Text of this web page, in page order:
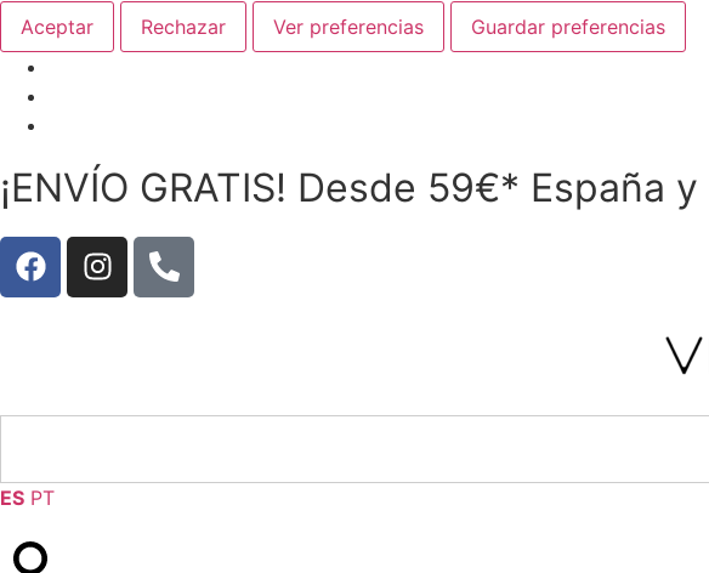
Aceptar
Rechazar Ver preferencias Guardar preferencias
¡ENVÍO GRATIS! Desde 59€* España
ES PT